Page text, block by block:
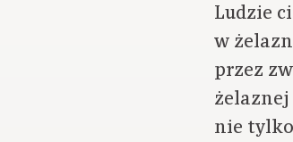
Ludzie
w
przez
nie